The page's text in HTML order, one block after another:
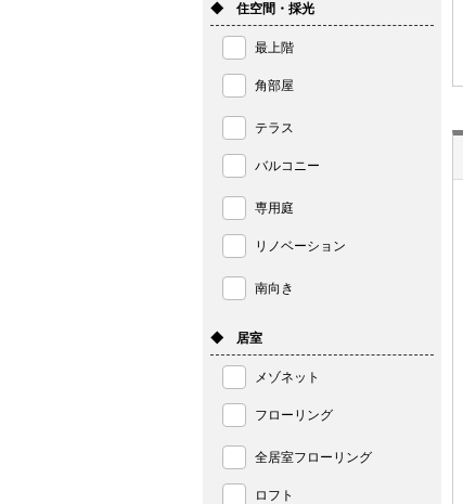
◆ 住空間・採光
最上階
角部屋
テラス
バルコニー
専用庭
リノベーション
南向き
◆ 居室
メゾネット
フローリング
全居室フローリング
ロフト